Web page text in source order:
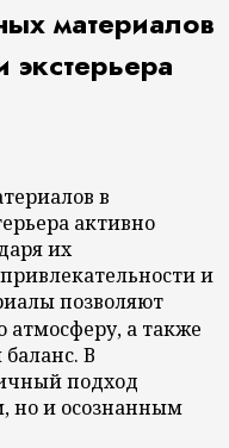
материалов
экстерьера
в
активно
их
и
позволяют
а также
В
подход
но и осознанным